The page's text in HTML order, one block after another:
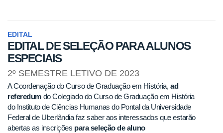
EDITAL
EDITAL DE SELEÇÃO PARA ALUNOS
ESPECIAIS
2º SEMESTRE LETIVO DE 2023
A Coordenação do Curso de Graduação em História, ad
referedumdo Colegiado do Curso de Graduação em História
do Instituto de Ciências Humanas do Pontal da Universidade
Federal de Uberlândia faz saber aos interessados que estarão
abertas as inscrições para seleção de aluno